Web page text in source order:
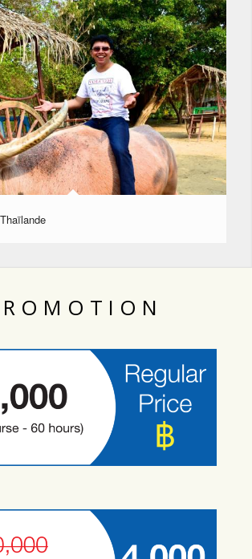
R O M O T I O N